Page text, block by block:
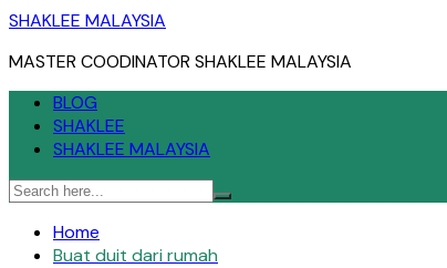
Skip
content
SHAKLEE MALAYSIA
MASTER COODINATOR SHAKLEE MALAYSIA
BLOG
SHAKLEE
SHAKLEE MALAYSIA
Home
Buat duit dari rumah